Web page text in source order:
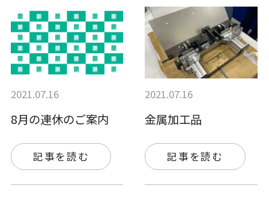
2021.07.16
8月の連休のご案内
記事を読む
2021.07.16
金属加工品
記事を読む